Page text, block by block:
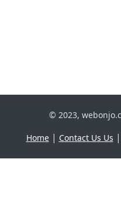
© 2023,
Home| Contact Us Us |